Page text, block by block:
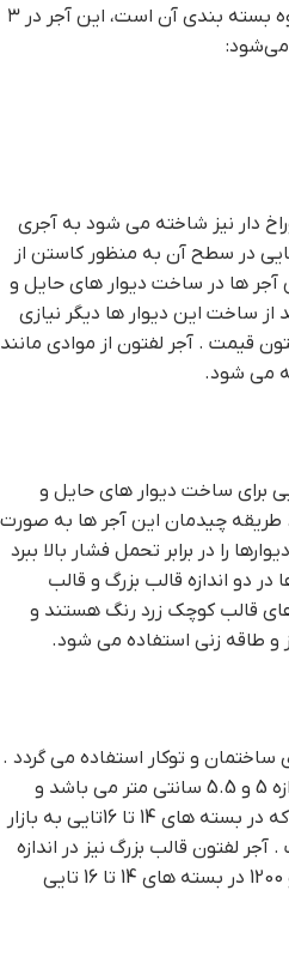
آجرنما لفتونی، تاثیر می‌گذار، نحوه بسته بندی آن است، این آجر در ۳
می‌شود:
دار نیز شاخته می شود به آجری
در سطح آن به منظور کاستن از
آجر ها در ساخت دیوار های حایل و
ساخت این دیوار ها دیگر نیازی
قيمت . آجر لفتون از موادی مانند
می شود.
برای ساخت دیوار های حایل و
طریقه چیدمان این آجر ها به صورت
را در برابر تحمل فشار بالا ببرد
دو اندازه قالب بزرگ و قالب
قالب کوچک زرد رنگ هستند و
طاقه زنی استفاده می شود.
ساختمان و توکار استفاده می گردد .
ابعاد آجر لفتون کوچک در دو اندازه 5 و 5.5 سانتی متر می باشد و
وزنی حدود 750 و 800 گرم دارند که در بسته های 14 تا 16تایی به بازار
لفتون قالب بزرگ نیز در اندازه
های 5 و 5.5 و وزنی حدود 900 و 1200 در بسته های 14 تا 16 تایی